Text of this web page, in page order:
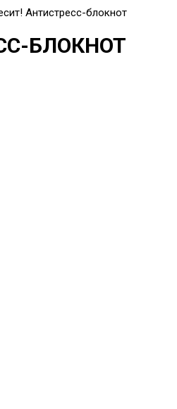
Антистресс-блокнот
БЛОКНОТ